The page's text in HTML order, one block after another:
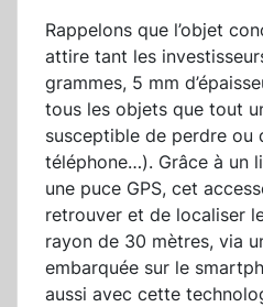
Rappelons que l’objet
attire tant les
grammes, 5 mm
tous les objets que tout
susceptible de perdre ou
téléphone…). Grâce à un
une puce GPS, cet
retrouver et de localiser
rayon de 30 mètres, via
embarquée sur le
aussi avec cette